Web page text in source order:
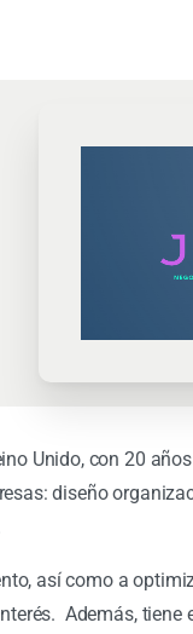
Unido, con 20
diseño
así como a
Además, tiene